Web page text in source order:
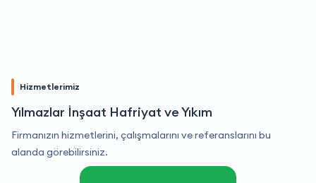
Hizmetlerimiz
Yılmazlar İnşaat Hafriyat ve Yıkım
Firmanızın hizmetlerini, çalışmalarını ve referanslarını bu
alanda görebilirsiniz.